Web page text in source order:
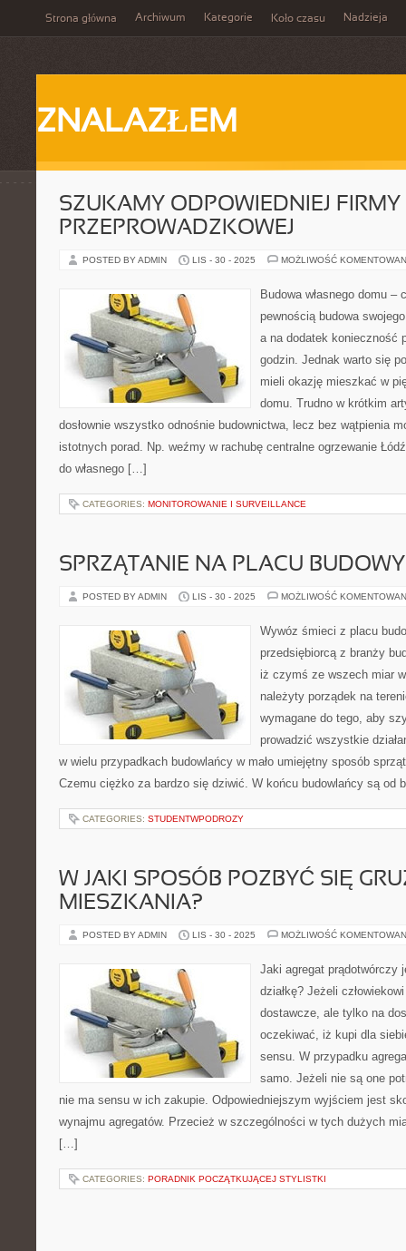
Strona główna Archiwum Kategorie Koło czasu Nadzieja
ZNALAZŁEM
SZUKAMY ODPOWIEDNIEJ FIRMY
PRZEPROWADZKOWEJ
POSTED BY ADMIN LIS - 30 - 2025 MOŻLIWOŚĆ
Budowa własnego domu –
pewnością budowa
a na dodatek konieczność
godzin. Jednak warto się
mieli okazję mieszkać w
domu. Trudno w krótkim
dosłownie wszystko odnośnie budownictwa, lecz bez wątpienia
istotnych porad. Np. weźmy w rachubę centralne ogrzewanie
do własnego […]
CATEGORIES: MONITOROWANIE I SURVEILLANCE
SPRZĄTANIE NA PLACU
POSTED BY ADMIN LIS - 30 - 2025 MOŻLIWOŚĆ
Wywóz śmieci z placu
przedsiębiorcą z branży
iż czymś ze wszech miar
należyty porządek na
wymagane do tego, aby
prowadzić wszystkie
w wielu przypadkach budowlańcy w mało umiejętny sposób
Czemu ciężko za bardzo się dziwić. W końcu budowlańcy są od
CATEGORIES: STUDENTWPODROZY
W JAKI SPOSÓB POZBYĆ SIĘ
MIESZKANIA?
POSTED BY ADMIN LIS - 30 - 2025 MOŻLIWOŚĆ
Jaki agregat prądotwórczy
działkę? Jeżeli
dostawcze, ale tylko na
oczekiwać, iż kupi dla
sensu. W przypadku
samo. Jeżeli nie są one
nie ma sensu w ich zakupie. Odpowiedniejszym wyjściem jest
wynajmu agregatów. Przecież w szczególności w tych dużych
[…]
CATEGORIES: PORADNIK POCZĄTKUJĄCEJ STYLISTKI